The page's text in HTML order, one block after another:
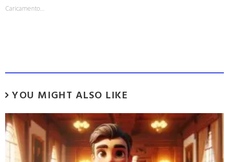
Caricamento...
YOU MIGHT ALSO LIKE